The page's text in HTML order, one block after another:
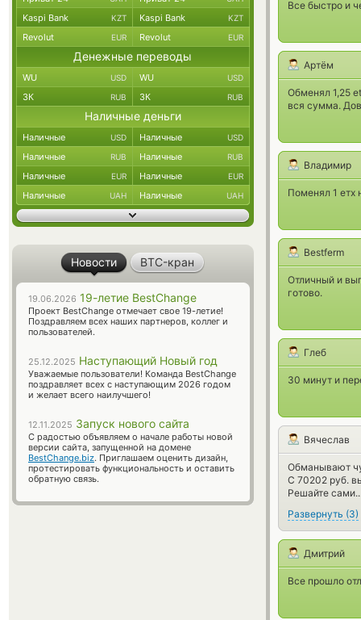
Все быстро и
Артём
Обменял 1,25
вся сумма.
Владимир
Поменял 1 етх
Bestferm
Отличный и
готово.
Глеб
30 минут и
Вячеслав
Обманывают
С 70202 руб.
Решайте
Развернуть (3)
Дмитрий
Все прошло
Kaspi Bank KZT Kaspi Bank KZT
Revolut EUR Revolut EUR
Денежные переводы
WU USD WU USD
ЗК RUB ЗК RUB
Наличные деньги
Наличные USD Наличные USD
Наличные RUB Наличные RUB
Наличные EUR Наличные EUR
Наличные UAH Наличные UAH
Новости BTC-кран
19.06.2026 19-летие BestChange
Проект BestChange отмечает свое 19-летие!
Поздравляем всех наших партнеров, коллег и
пользователей.
25.12.2025 Наступающий Новый год
Уважаемые пользователи! Команда BestChange
поздравляет всех с наступающим 2026 годом
и желает всего наилучшего!
12.11.2025 Запуск нового сайта
С радостью объявляем о начале работы новой
версии сайта, запущенной на домене
BestChange.biz. Приглашаем оценить дизайн,
протестировать функциональность и оставить
обратную связь.